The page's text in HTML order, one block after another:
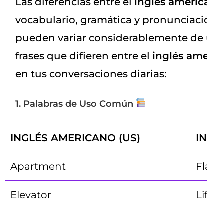
vocabulario, gramática y
pueden variar considerablemente
frases que difieren entre el inglés
en tus conversaciones diarias:
1. Palabras de Uso Común
INGLÉS AMERICANO (US)
Apartment
Elevator